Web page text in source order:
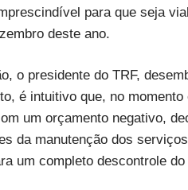
para que seja
deste ano.
o presidente do TRF,
é intuitivo que, no
um orçamento negativo,
da manutenção dos
um completo descontrole